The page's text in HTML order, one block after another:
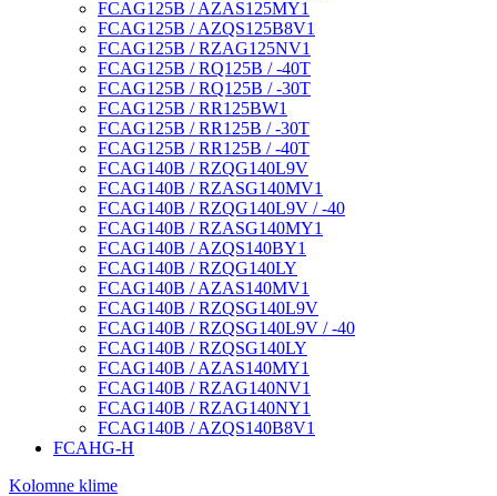
FCAG125B / AZAS125MY1
FCAG125B / AZQS125B8V1
FCAG125B / RZAG125NV1
FCAG125B / RQ125B / -40T
FCAG125B / RQ125B / -30T
FCAG125B / RR125BW1
FCAG125B / RR125B / -30T
FCAG125B / RR125B / -40T
FCAG140B / RZQG140L9V
FCAG140B / RZASG140MV1
FCAG140B / RZQG140L9V / -40
FCAG140B / RZASG140MY1
FCAG140B / AZQS140BY1
FCAG140B / RZQG140LY
FCAG140B / AZAS140MV1
FCAG140B / RZQSG140L9V
FCAG140B / RZQSG140L9V / -40
FCAG140B / RZQSG140LY
FCAG140B / AZAS140MY1
FCAG140B / RZAG140NV1
FCAG140B / RZAG140NY1
FCAG140B / AZQS140B8V1
FCAHG-H
Kolomne klime